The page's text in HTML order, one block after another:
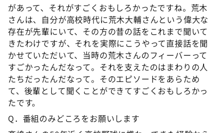
があって、それがすごくおもしろかったですね。荒木
さんは、自分が高校時代に荒木大輔さんという偉大な
存在が先輩にいて、その方の昔の話をこれまで聞いて
きたわけですが、それを実際にこうやって直接話を聞
かせていただいて、当時の荒木さんのフィーバーって
すごかったんだなって。それを支えたのはまわりの人
たちだったんだなって。そのエピソードをあらため
て、後輩として聞くことができてすごくおもしろかっ
たです。
Q．番組のみどころをお願いします